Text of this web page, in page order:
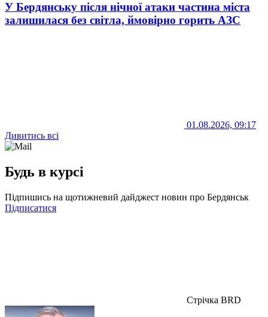
У Бердянську після нічної атаки частина міста
залишилася без світла, ймовірно горить АЗС
01.08.2026, 09:17
Дивитись всі
Будь в курсі
Підпишись на щотижневий дайджест новин про Бердянськ
Підписатися
Стрічка BRD